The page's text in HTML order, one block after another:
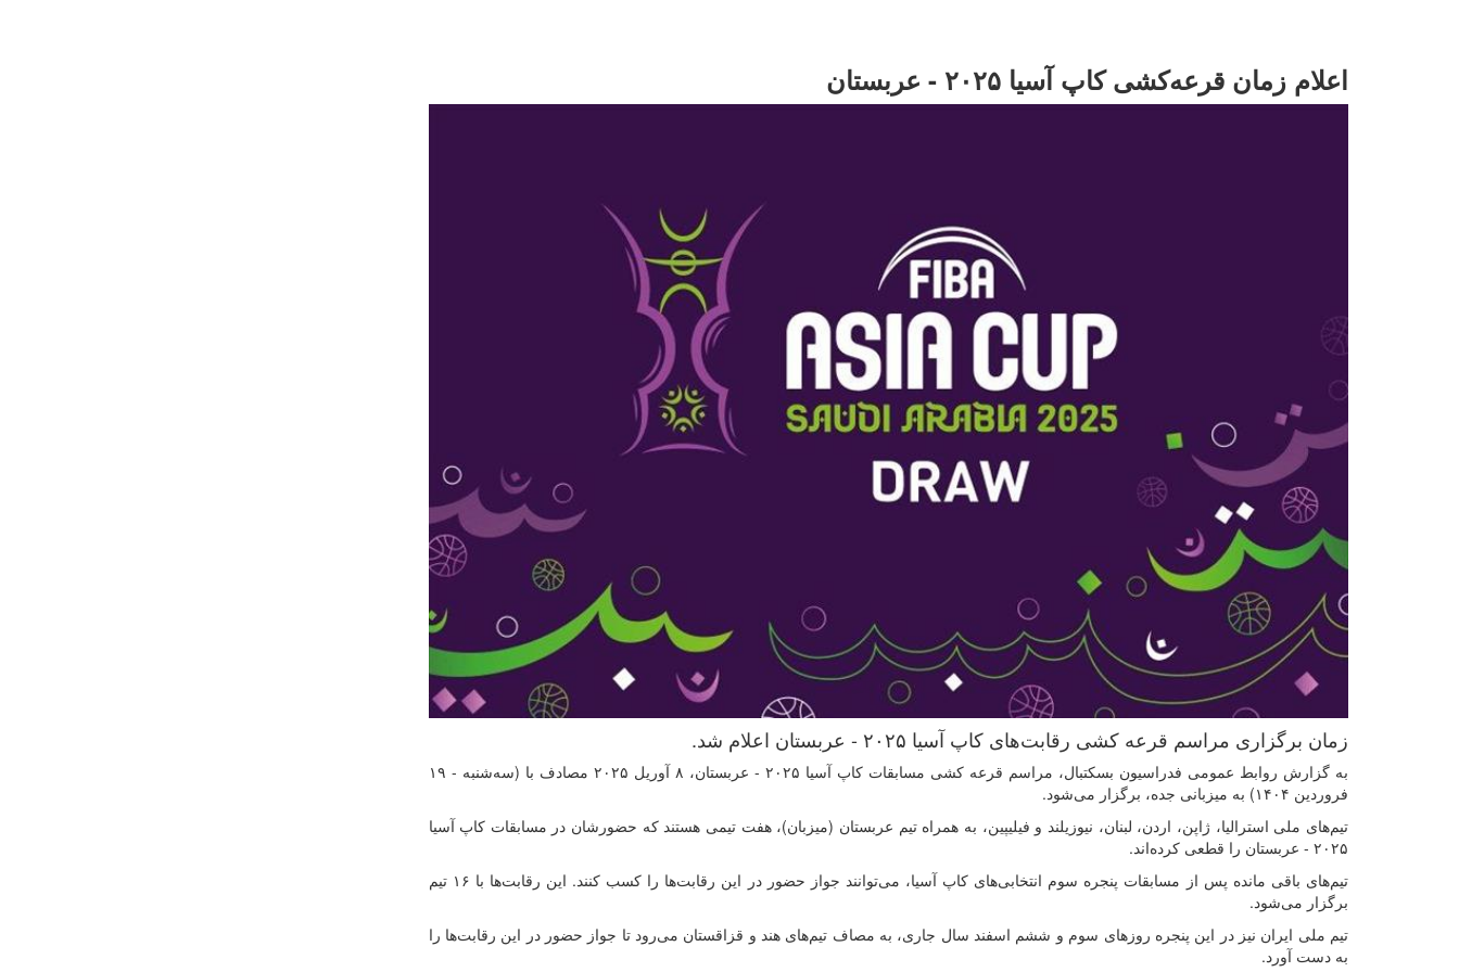
اعلام زمان قرعه‌کشی کاپ آسیا ۲۰۲۵ - عربستان
زمان برگزاری مراسم قرعه کشی رقابت‌های کاپ آسیا ۲۰۲۵ - عربستان اعلام شد.
به گزارش روابط عمومی فدراسیون بسکتبال، مراسم قرعه کشی مسابقات کاپ آسیا ۲۰۲۵ - عربستان، ۸ آوریل ۲۰۲۵ مصادف با (سه‌شنبه - ۱۹
فروردین ۱۴۰۴) به میزبانی جده، برگزار می‌شود.
تیم‌های ملی استرالیا، ژاپن، اردن، لبنان، نیوزیلند و فیلیپین، به همراه تیم عربستان (میزبان)، هفت تیمی هستند که حضورشان در مسابقات کاپ آسیا
۲۰۲۵ - عربستان را قطعی کرده‌اند.
تیم‌های باقی مانده پس از مسابقات پنجره سوم انتخابی‌های کاپ آسیا، می‌توانند جواز حضور در این رقابت‌ها را کسب کنند. این رقابت‌ها با ۱۶ تیم
برگزار می‌شود.
تیم ملی ایران نیز در این پنجره روزهای سوم و ششم اسفند سال جاری، به مصاف تیم‌های هند و قزاقستان می‌رود تا جواز حضور در این رقابت‌ها را
به دست آورد.